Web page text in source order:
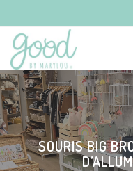
SOURIS BIG